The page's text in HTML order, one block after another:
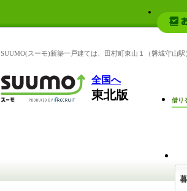
SUUMO(スーモ)新築一戸建ては、田村町東山１（磐城守山
全国へ
東北版 借り